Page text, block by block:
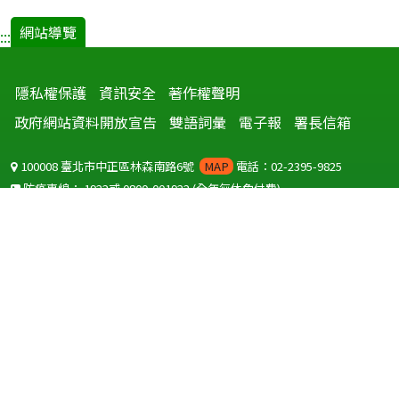
::: 網站導覽
隱私權保護 資訊安全 著作權聲明
政府網站資料開放宣告
雙語詞彙 電子報 署長信箱
100008 臺北市中正區林森南路6號 MAP 電話：02-2395-9825
防疫專線：1922或0800-001922(全年無休免付費)